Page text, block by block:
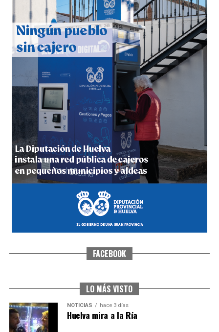
QUINTA CORRIDA DE LAS FIESTAS COLOMBINAS
2026
hace 3 días·Huelvatv
5º DÍA DE LAS FIESTAS COLOMBINAS 2026
hace 3 días·Huelvatv
CUARTA CORRIDA DE LAS FIESTAS COLOMBINAS
FACEBOOK
LO MÁS VISTO
NOTICIAS hace 3 días
Huelva mira a la Ría